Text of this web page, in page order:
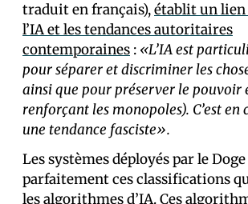
traduit en français),établit un
l’IA et les tendances autoritaires
contemporaines : «L’IA est
pour séparer et discriminer les
ainsi que pour préserver le pouvoir
renforçant les monopoles). C’est en
une tendance fasciste».
Les systèmes déployés par le
parfaitement ces classifications
les algorithmes d’IA. Ces